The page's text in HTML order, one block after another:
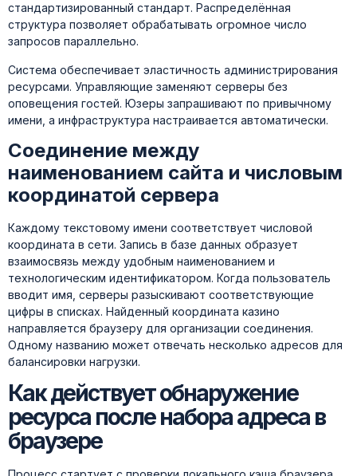
стандартизированный стандарт. Распределённая
структура позволяет обрабатывать огромное число
запросов параллельно.
Система обеспечивает эластичность администрирования
ресурсами. Управляющие заменяют серверы без
оповещения гостей. Юзеры запрашивают по привычному
имени, а инфраструктура настраивается автоматически.
Соединение между
наименованием сайта и числовым
координатой сервера
Каждому текстовому имени соответствует числовой
координата в сети. Запись в базе данных образует
взаимосвязь между удобным наименованием и
технологическим идентификатором. Когда пользователь
вводит имя, серверы разыскивают соответствующие
цифры в списках. Найденный координата казино
направляется браузеру для организации соединения.
Одному названию может отвечать несколько адресов для
балансировки нагрузки.
Как действует обнаружение
ресурса после набора адреса в
браузере